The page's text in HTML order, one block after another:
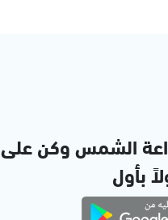
الشمس وكن على
بأول